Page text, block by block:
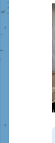
平織金
綾織金
特殊線
マグネ
マグネ
平畳織
綾畳織
クリン
ロック
フラッ
トンキ
タイロ
振動篩
JIS試験
ワイヤ
装飾用
ワイヤ
織金網